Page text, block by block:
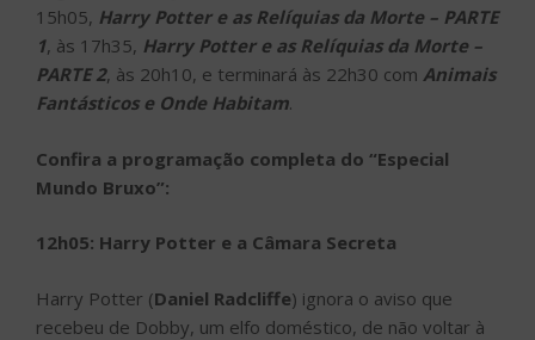
15h05, Harry Potter e as Relíquias da Morte – PARTE
1, às 17h35, Harry Potter e as Relíquias da Morte –
PARTE 2, às 20h10, e terminará às 22h30 com Animais
Fantásticos e Onde Habitam.
Confira a programação completa do “Especial
Mundo Bruxo”:
12h05: Harry Potter e a Câmara Secreta
Harry Potter (Daniel Radcliffe) ignora o aviso que
recebeu de Dobby, um elfo doméstico, de não voltar à